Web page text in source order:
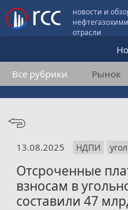
новости и
отрасли
Все рубрики Рынок
13.08.2025 НДПИ
Отсроченные
взносам в
составили 47